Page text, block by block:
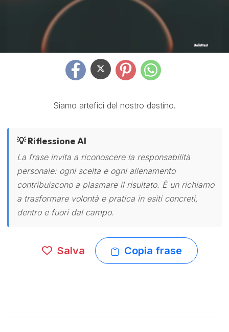
Siamo artefici del nostro destino.
💡 Riflessione AI
La frase invita a riconoscere la responsabilità
personale: ogni scelta e ogni allenamento
contribuiscono a plasmare il risultato. È un richiamo
a trasformare volontà e pratica in esiti concreti,
dentro e fuori dal campo.
Salva Copia frase